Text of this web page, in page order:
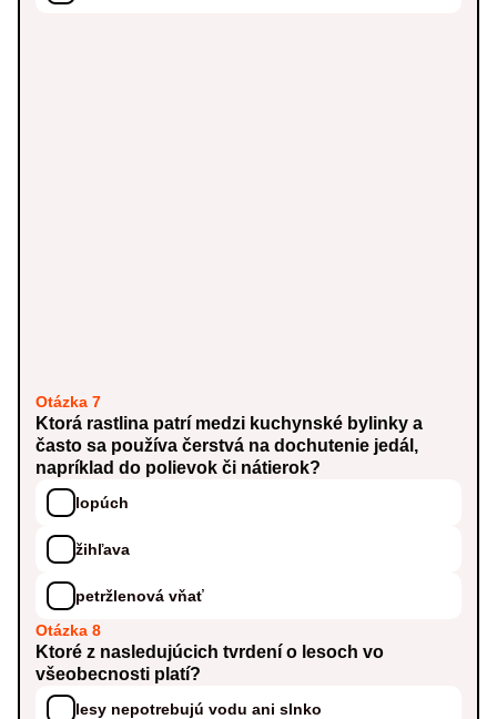
Otázka 7
Ktorá rastlina patrí medzi kuchynské bylinky a
často sa používa čerstvá na dochutenie jedál,
napríklad do polievok či nátierok?
lopúch
žihľava
petržlenová vňať
Otázka 8
Ktoré z nasledujúcich tvrdení o lesoch vo
všeobecnosti platí?
lesy nepotrebujú vodu ani slnko